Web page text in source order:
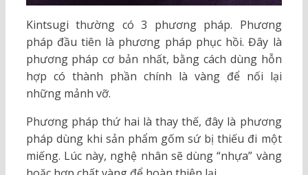
Kintsugi thường có 3 phương pháp. Phương
pháp đầu tiên là phương pháp phục hồi. Đây là
phương pháp cơ bản nhất, bằng cách dùng hỗn
hợp có thành phần chính là vàng để nối lại
những mảnh vỡ.
Phương pháp thứ hai là thay thế, đây là phương
pháp dùng khi sản phẩm gốm sứ bị thiếu đi một
miếng. Lúc này, nghệ nhân sẽ dùng “nhựa” vàng